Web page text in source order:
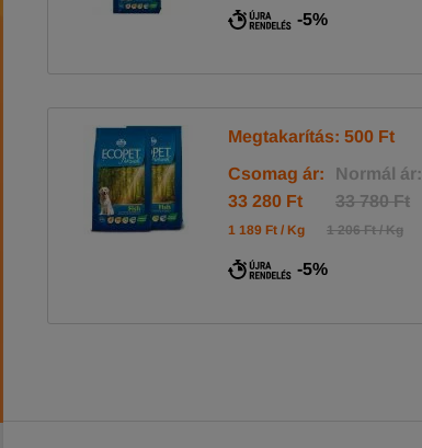
-5%
Megtakarítás: 500 Ft
Csomag ár:
33 280 Ft
Normál ár:
33 780 Ft
1 189 Ft / Kg 1 206 Ft / Kg
-5%